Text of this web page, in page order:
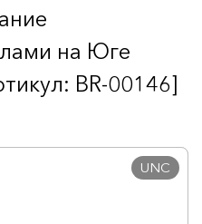
на Юге
BR-00146]
UNC